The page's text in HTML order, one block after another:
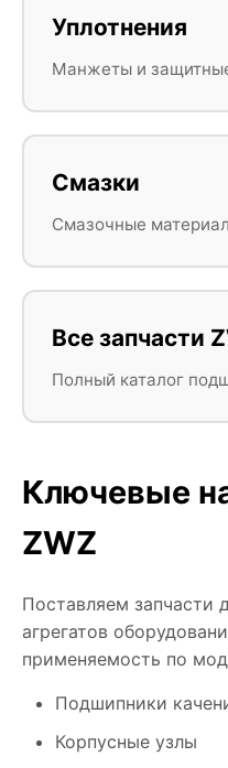
Уплотнения
Манжеты и
Смазки
Смазочные
Все запчасти
Полный каталог
Ключевые
ZWZ
Поставляем запчасти
агрегатов
применяемость по
Подшипники
Корпусные узлы